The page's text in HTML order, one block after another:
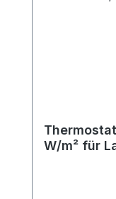
W/m² für